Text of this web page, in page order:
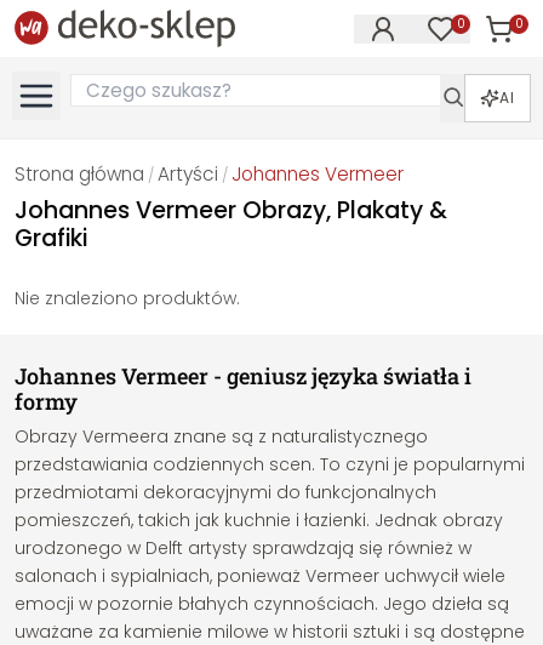
0 0
AI
Strona główna /Artyści / Johannes Vermeer
Johannes Vermeer Obrazy, Plakaty &
Grafiki
Nie znaleziono produktów.
Johannes Vermeer - geniusz języka światła i
formy
Obrazy Vermeera znane są z naturalistycznego
przedstawiania codziennych scen. To czyni je popularnymi
przedmiotami dekoracyjnymi do funkcjonalnych
pomieszczeń, takich jak kuchnie i łazienki. Jednak obrazy
urodzonego w Delft artysty sprawdzają się również w
salonach i sypialniach, ponieważ Vermeer uchwycił wiele
emocji w pozornie błahych czynnościach. Jego dzieła są
uważane za kamienie milowe w historii sztuki i są dostępne